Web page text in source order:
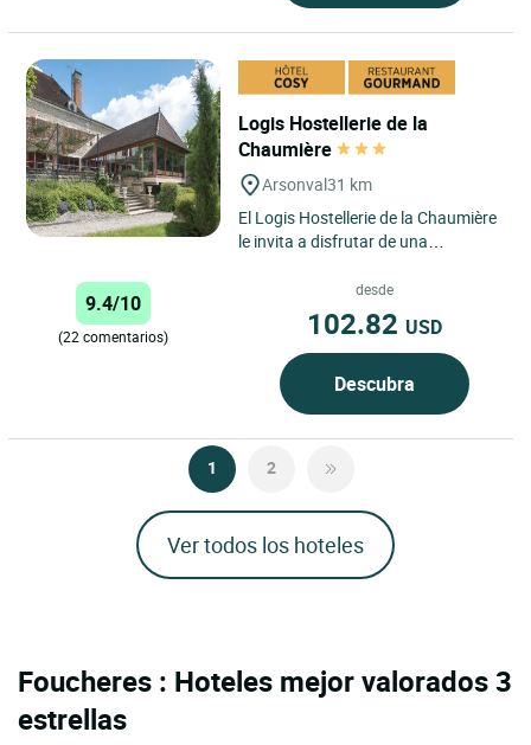
Logis Hostellerie de la
Chaumière
Arsonval31 km
El Logis Hostellerie de la Chaumière
le invita a disfrutar de una
corazón de la región de Aube,...
9.4/10
(22 comentarios)
desde
102.82 USD
Descubra
1 2
Ver todos los hoteles
Foucheres : Hoteles mejor valorados 3
estrellas